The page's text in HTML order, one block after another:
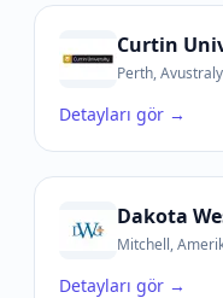
Curtin
Perth,
Detayları gör →
Dakota
Mitchell,
Detayları gör →